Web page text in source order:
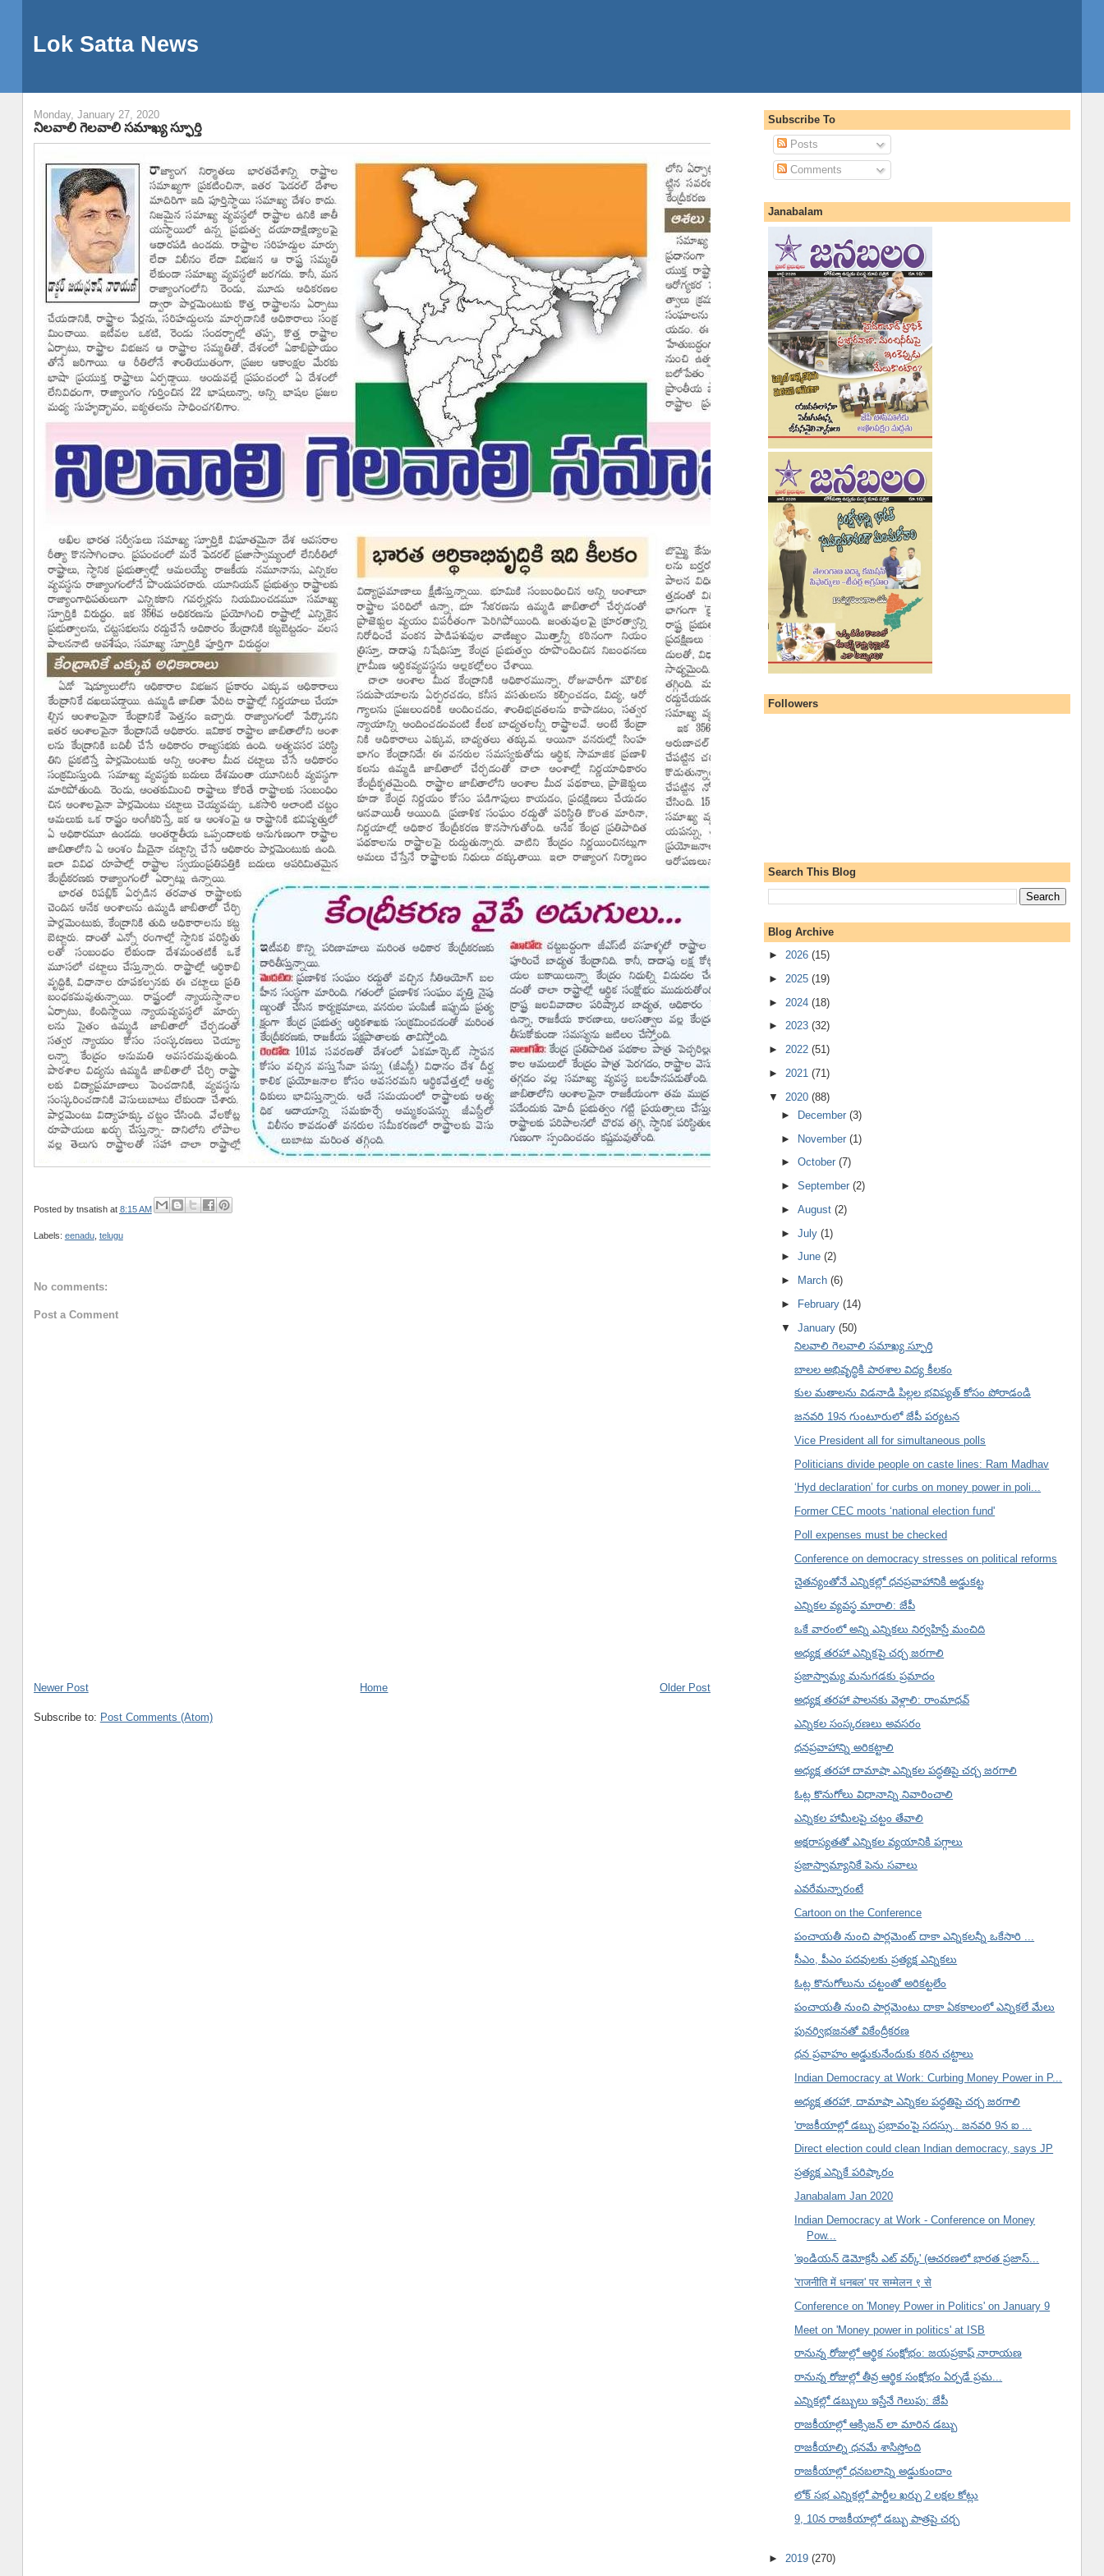
Lok Satta News
Monday, January 27, 2020
నిలవాలి గెలవాలి సమాఖ్య స్ఫూర్తి
Posted by tnsatish at 8:15 AM
Labels: eenadu, telugu
No comments:
Post a Comment
Newer Post Older Post
Home
Subscribe to: Post Comments (Atom)
Subscribe To
Posts
Comments
Janabalam
Followers
Search This Blog
Blog Archive
► 2026 (15)
► 2025 (19)
► 2024 (18)
► 2023 (32)
► 2022 (51)
► 2021 (71)
▼ 2020 (88)
►
December(3)
► November(1)
►October(7)
►September(2)
►August(2)
►July(1)
►June(2)
►
March(6)
►
February(14)
▼January(50)
నిలవాలి గెలవాలి సమాఖ్య స్ఫూర్తి
బాలల అభివృద్ధికి పాఠశాల విద్య కీలకం
కుల మతాలను విడనాడి పిల్లల భవిష్యత్ కోసం పోరాడండి
జనవరి 19న గుంటూరులో జేపీ పర్యటన
Vice President all for simultaneous polls
Politicians divide people on caste lines: Ram Madhav
‘Hyd declaration’ for curbs on money power in poli...
Former CEC moots ‘national election fund'
Poll expenses must be checked
Conference on democracy stresses on political reforms
చైతన్యంతోనే ఎన్నికల్లో ధనప్రవాహానికి అడ్డుకట్ట
ఎన్నికల వ్యవస్థ మారాలి: జేపీ
ఒకే వారంలో అన్ని ఎన్నికలు నిర్వహిస్తే మంచిది
అధ్యక్ష తరహా ఎన్నికపై చర్చ జరగాలి
ప్రజాస్వామ్య మనుగడకు ప్రమాదం
అధ్యక్ష తరహా పాలనకు వెళ్లాలి: రాంమాధవ్
ఎన్నికల సంస్కరణలు అవసరం
ధనప్రవాహాన్ని అరికట్టాలి
అధ్యక్ష తరహా దామాషా ఎన్నికల పద్ధతిపై చర్చ జరగాలి
ఓట్ల కొనుగోలు విధానాన్ని నివారించాలి
ఎన్నికల హామీలపై చట్టం తేవాలి
అక్షరాస్యతతో ఎన్నికల వ్యయానికి పగ్గాలు
ప్రజాస్వామ్యానికే పెను సవాలు
ఎవరేమన్నారంటే
Cartoon on the Conference
పంచాయతీ నుంచి పార్లమెంట్ దాకా ఎన్నికలన్నీ ఒకేసారి ...
సీఎం, పీఎం పదవులకు ప్రత్యక్ష ఎన్నికలు
ఓట్ల కొనుగోలును చట్టంతో అరికట్టలేం
పంచాయతీ నుంచి పార్లమెంటు దాకా ఏకకాలంలో ఎన్నికలే మేలు
పునర్విభజనతో వికేంద్రీకరణ
ధన ప్రవాహం అడ్డుకునేందుకు కఠిన చట్టాలు
Indian Democracy at Work: Curbing Money Power in P...
అధ్యక్ష తరహా, దామాషా ఎన్నికల పద్ధతిపై చర్చ జరగాలి
'రాజకీయాల్లో డబ్బు ప్రభావం'పై సదస్సు.. జనవరి 9న ఐ ...
Direct election could clean Indian democracy, says JP
ప్రత్యక్ష ఎన్నికే పరిష్కారం
Janabalam Jan 2020
Indian Democracy at Work - Conference on Money
Pow...
'ఇండియన్ డెమోక్రసీ ఎట్ వర్క్' (ఆచరణలో భారత ప్రజాస్...
'राजनीति में धनबल' पर सम्मेलन ९ से
Conference on 'Money Power in Politics' on January 9
Meet on 'Money power in politics' at ISB
రానున్న రోజుల్లో ఆర్థిక సంక్షోభం: జయప్రకాష్ నారాయణ
రానున్న రోజుల్లో తీవ్ర ఆర్థిక సంక్షోభం ఏర్పడే ప్రమ...
ఎన్నికల్లో డబ్బులు ఇస్తేనే గెలుపు: జేపీ
రాజకీయాల్లో ఆక్సిజన్ లా మారిన డబ్బు
రాజకీయాల్ని ధనమే శాసిస్తోంది
రాజకీయాల్లో ధనబలాన్ని అడ్డుకుందాం
లోక్ సభ ఎన్నికల్లో పార్టీల ఖర్చు 2 లక్షల కోట్లు
9, 10న రాజకీయాల్లో డబ్బు పాత్రపై చర్చ
► 2019 (270)